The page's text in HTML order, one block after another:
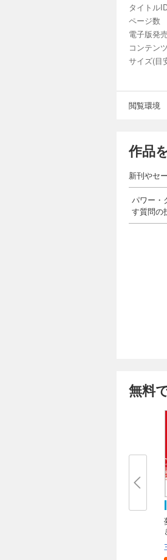
タイトル
ページ数
電子版発
コンテン
サイズ(目
閲覧環境
作品
新刊やセ
パワー・
す質問の
無料